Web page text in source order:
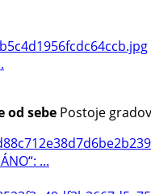
od sebe Postoje
...